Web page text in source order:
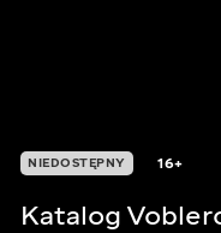
NIEDOSTĘPNY 16+
Katalog